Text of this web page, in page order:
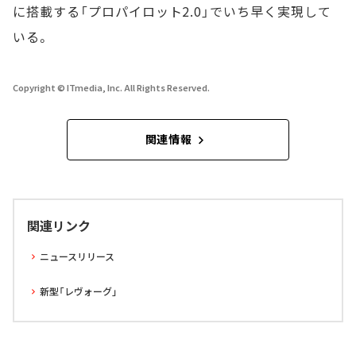
に搭載する「プロパイロット2.0」でいち早く実現して
いる。
Copyright © ITmedia, Inc. All Rights Reserved.
関連情報
関連リンク
ニュースリリース
新型「レヴォーグ」